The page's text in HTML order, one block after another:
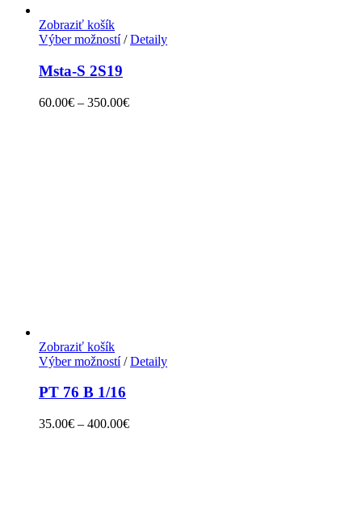
Zobraziť košík
Výber možností/ Detaily
Msta-S 2S19
60.00€ – 350.00€
Zobraziť košík
Výber možností/ Detaily
PT 76 B 1/16
35.00€ – 400.00€